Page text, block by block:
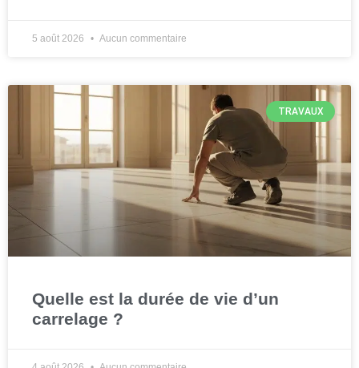
5 août 2026 Aucun commentaire
TRAVAUX
Quelle est la durée de vie d’un
carrelage ?